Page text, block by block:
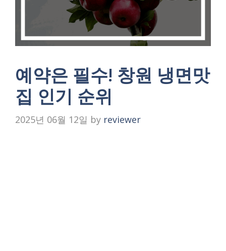
예약은 필수! 창원 냉면맛
집 인기 순위
2025년 06월 12일 by reviewer